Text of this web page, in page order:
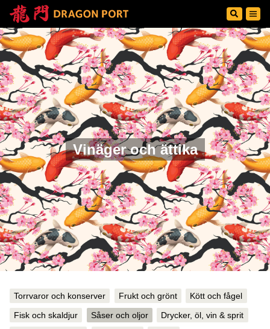
Vinäger och ättika
Torrvaror och konserver Frukt och grönt
Kött och fågel
Fisk och skaldjur
Såser och oljor
Drycker, öl, vin & sprit